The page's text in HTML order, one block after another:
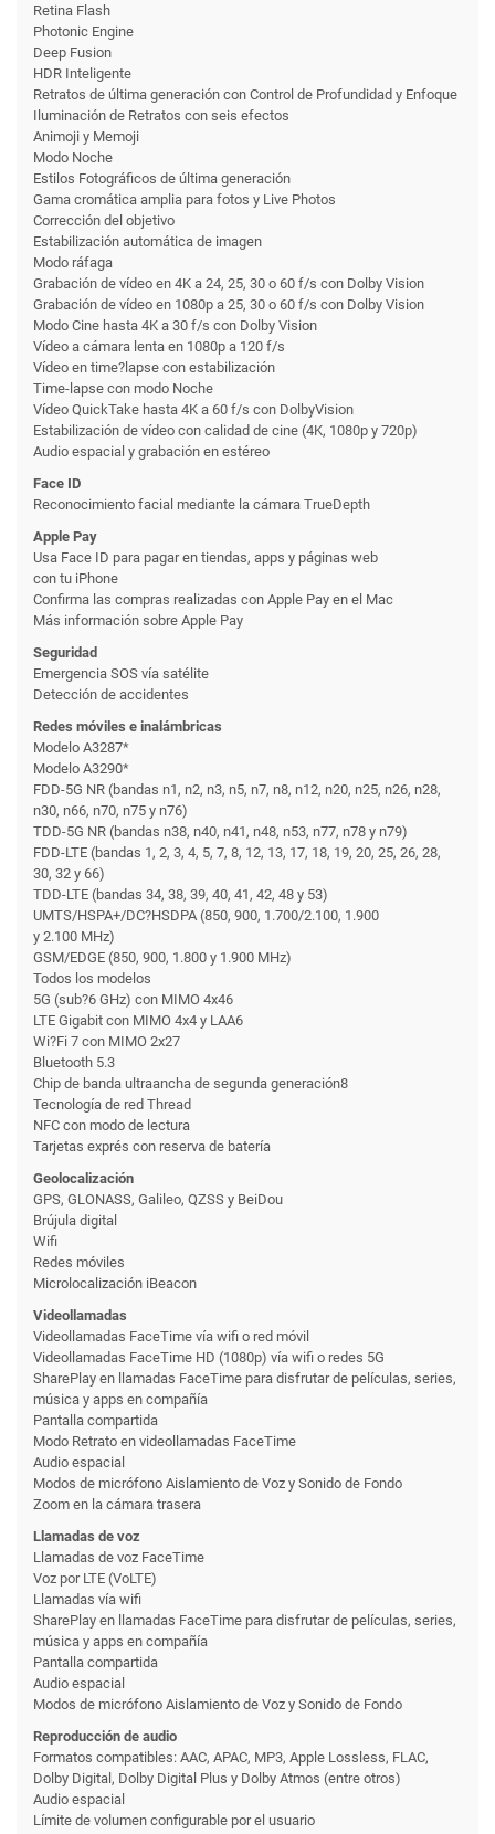
Retina Flash
Photonic Engine
Deep Fusion
HDR Inteligente
Retratos de última generación con Control de Profundidad y Enfoque
Iluminación de Retratos con seis efectos
Animoji y Memoji
Modo Noche
Estilos Fotográficos de última generación
Gama cromática amplia para fotos y Live Photos
Corrección del objetivo
Estabili­zación automática de imagen
Modo ráfaga
Grabación de vídeo en 4K a 24, 25, 30 o 60 f/s con Dolby Vision
Grabación de vídeo en 1080p a 25, 30 o 60 f/s con Dolby Vision
Modo Cine hasta 4K a 30 f/s con Dolby Vision
Vídeo a cámara lenta en 1080p a 120 f/s
Vídeo en time?lapse con estabili­zación
Time-lapse con modo Noche
Vídeo QuickTake hasta 4K a 60 f/s con DolbyVision
Estabili­zación de vídeo con calidad de cine (4K, 1080p y 720p)
Audio espacial y grabación en estéreo
Face ID
Reconoci­miento facial mediante la cámara TrueDepth
Apple Pay
Usa Face ID para pagar en tiendas, apps y páginas web
con tu iPhone
Confirma las compras realizadas con Apple Pay en el Mac
Más información sobre Apple Pay
Seguridad
Emergencia SOS vía satélite
Detección de accidentes
Redes móviles e inalámbricas
Modelo A3287*
Modelo A3290*
FDD-5G NR (bandas n1, n2, n3, n5, n7, n8, n12, n20, n25, n26, n28,
n30, n66, n70, n75 y n76)
TDD-5G NR (bandas n38, n40, n41, n48, n53, n77, n78 y n79)
FDD-LTE (bandas 1, 2, 3, 4, 5, 7, 8, 12, 13, 17, 18, 19, 20, 25, 26, 28,
30, 32 y 66)
TDD-LTE (bandas 34, 38, 39, 40, 41, 42, 48 y 53)
UMTS/HSPA+/DC?HSDPA (850, 900, 1.700/2.100, 1.900
y 2.100 MHz)
GSM/EDGE (850, 900, 1.800 y 1.900 MHz)
Todos los modelos
5G (sub?6 GHz) con MIMO 4x46
LTE Gigabit con MIMO 4x4 y LAA6
Wi?Fi 7 con MIMO 2x27
Bluetooth 5.3
Chip de banda ultraancha de segunda generación8
Tecnología de red Thread
NFC con modo de lectura
Tarjetas exprés con reserva de batería
Geolocalización
GPS, GLONASS, Galileo, QZSS y BeiDou
Brújula digital
Wifi
Redes móviles
Microlocalización iBeacon
Videollamadas
Videollamadas FaceTime vía wifi o red móvil
Videollamadas FaceTime HD (1080p) vía wifi o redes 5G
SharePlay en llamadas FaceTime para disfrutar de películas, series,
música y apps en compañía
Pantalla compartida
Modo Retrato en videollamadas FaceTime
Audio espacial
Modos de micrófono Aislamiento de Voz y Sonido de Fondo
Zoom en la cámara trasera
Llamadas de voz
Llamadas de voz FaceTime
Voz por LTE (VoLTE)
Llamadas vía wifi
SharePlay en llamadas FaceTime para disfrutar de películas, series,
música y apps en compañía
Pantalla compartida
Audio espacial
Modos de micrófono Aislamiento de Voz y Sonido de Fondo
Reproducción de audio
Formatos compatibles: AAC, APAC, MP3, Apple Lossless, FLAC,
Dolby Digital, Dolby Digital Plus y Dolby Atmos (entre otros)
Audio espacial
Límite de volumen configurable por el usuario